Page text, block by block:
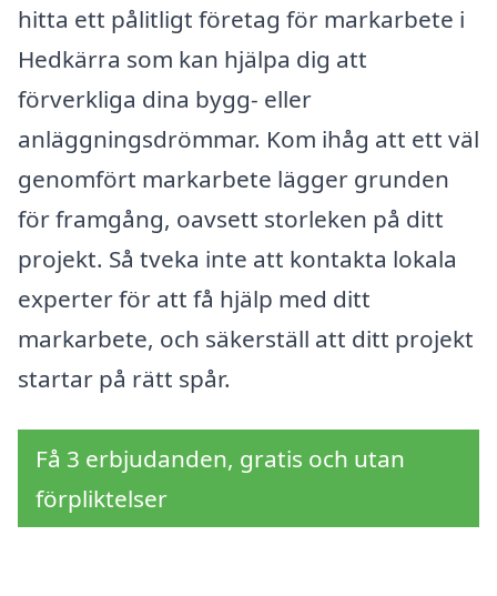
hitta ett pålitligt företag för markarbete i
Hedkärra som kan hjälpa dig att
förverkliga dina bygg- eller
anläggningsdrömmar. Kom ihåg att ett väl
genomfört markarbete lägger grunden
för framgång, oavsett storleken på ditt
projekt. Så tveka inte att kontakta lokala
experter för att få hjälp med ditt
markarbete, och säkerställ att ditt projekt
startar på rätt spår.
Få 3 erbjudanden, gratis och utan
förpliktelser